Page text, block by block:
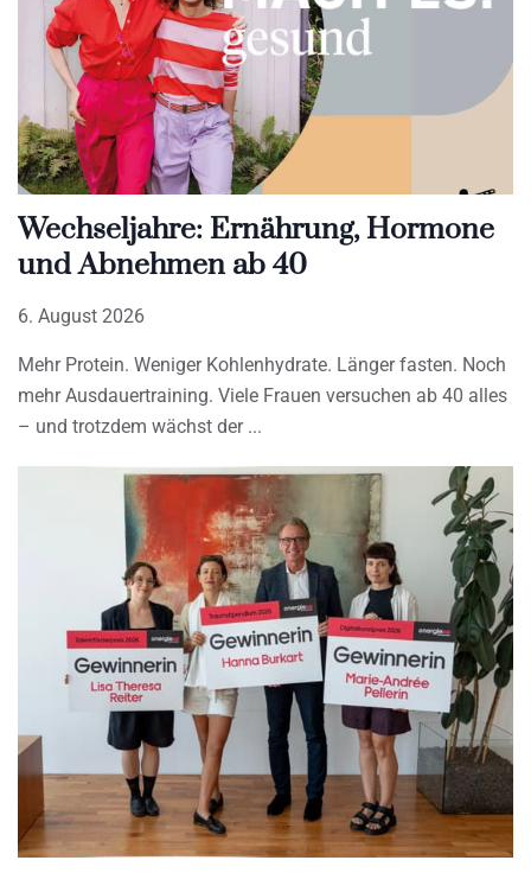
Wechseljahre: Ernährung, Hormone
und Abnehmen ab 40
6. August 2026
Mehr Protein. Weniger Kohlenhydrate. Länger fasten. Noch
mehr Ausdauertraining. Viele Frauen versuchen ab 40 alles
– und trotzdem wächst der